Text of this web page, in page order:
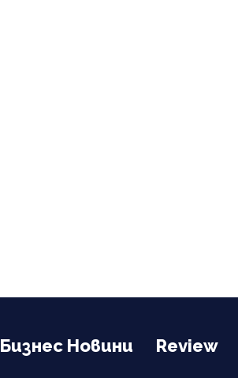
Бизнес Новини Review